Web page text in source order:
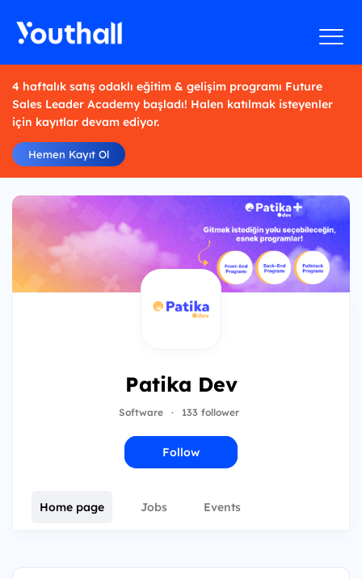
4 haftalık satış odaklı eğitim & gelişim programı Future
Sales Leader Academy başladı! Halen katılmak isteyenler
için kayıtlar devam ediyor.
Hemen Kayıt Ol
Patika Dev
Software · 133 follower
Follow
Home page Jobs Events